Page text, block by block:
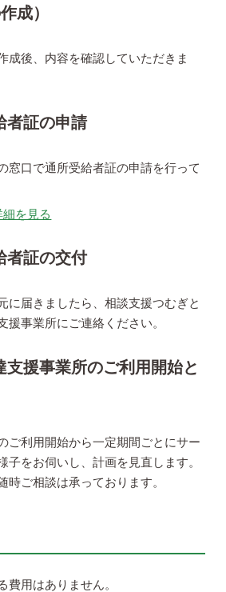
成）
成後、内容を確認していただきま
者証の申請
窓口で通所受給者証の申請を行って
を見る
者証の交付
に届きましたら、相談支援つむぎと
援事業所にご連絡ください。
支援事業所のご利用開始と
ご利用開始から一定期間ごとにサー
子をお伺いし、計画を見直します。
時ご相談は承っております。
費用はありません。